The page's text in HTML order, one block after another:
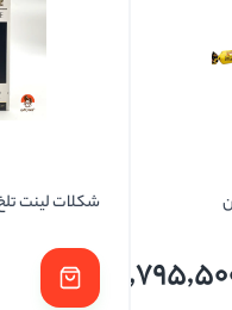
شکلات لینت تلخ 99